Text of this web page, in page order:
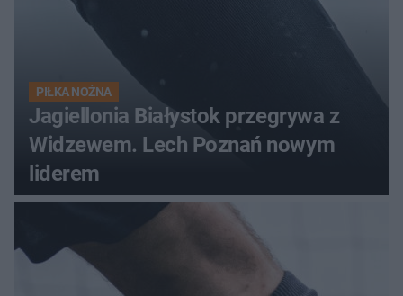
PIŁKA NOŻNA
Jagiellonia Białystok przegrywa z
Widzewem. Lech Poznań nowym
liderem